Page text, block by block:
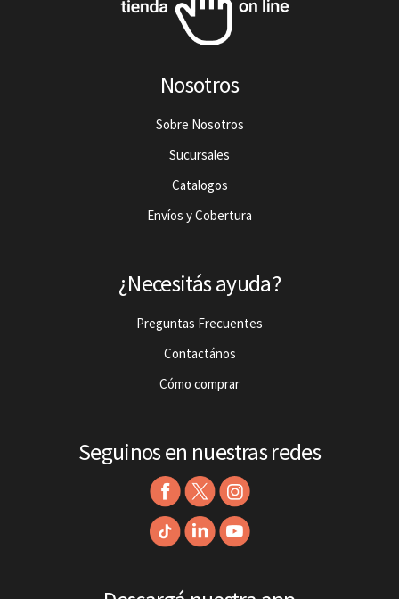
Nosotros
Sobre Nosotros
Sucursales
Catalogos
Envíos y Cobertura
¿Necesitás ayuda?
Preguntas Frecuentes
Contactános
Cómo comprar
Seguinos en nuestras redes